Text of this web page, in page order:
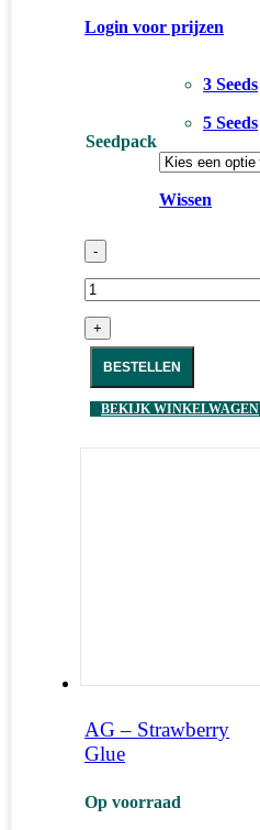
Login voor prijzen
Seedpack
3 Seeds
5 Seeds
Wissen
-
+
BESTELLEN
BEKIJK WINKELWAGEN
AG – Strawberry
Glue
Op voorraad